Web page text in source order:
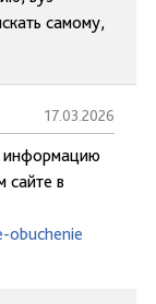
самому,
17.03.2026
информацию
сайте в